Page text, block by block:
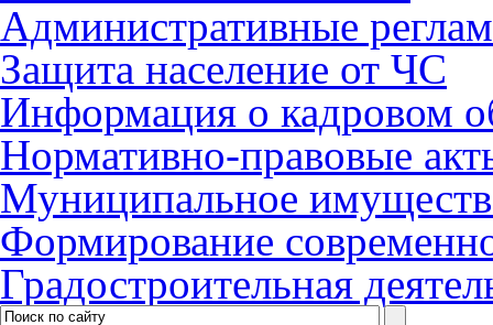
Административные
Защита население от ЧС
Информация о кадровом
Нормативно-правовые
Муниципальное
Формирование
Градостроительная